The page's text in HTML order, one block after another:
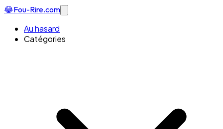
😂Fou-Rire.com
Au hasard
Catégories